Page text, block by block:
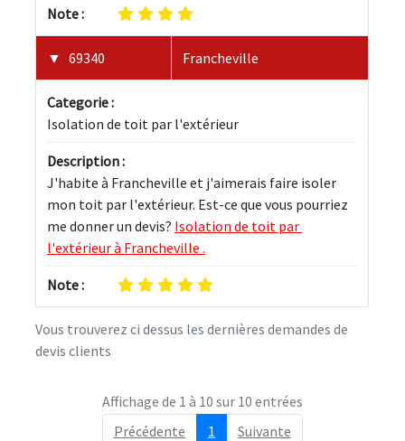
Vous trouverez ci dessus les dernières demandes de
devis clients
Note :
69340 Francheville
Categorie :
Isolation de toit par l'extérieur
Description :
J'habite à Francheville et j'aimerais faire isoler
mon toit par l'extérieur. Est-ce que vous pourriez
me donner un devis? Isolation de toit par
l'extérieur à Francheville .
Note :
Affichage de 1 à 10 sur 10 entrées
Précédente
1 Suivante